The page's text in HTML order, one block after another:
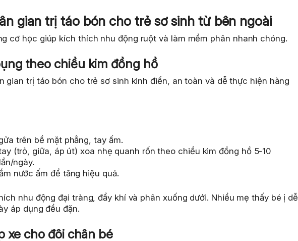
gian trị táo bón cho trẻ sơ sinh từ bên ngoài
cơ học giúp kích thích nhu động ruột và làm mềm phân nhanh chóng.
theo chiều kim đồng hồ
gian trị táo bón cho trẻ sơ sinh kinh điển, an toàn và dễ thực hiện hàng
trên bề mặt phẳng, tay ấm.
(trỏ, giữa, áp út) xoa nhẹ quanh rốn theo chiều kim đồng hồ 5-10
ngày.
nước ấm để tăng hiệu quả.
nhu động đại tràng, đẩy khí và phân xuống dưới. Nhiều mẹ thấy bé ị dễ
áp dụng đều đặn.
xe cho đôi chân bé